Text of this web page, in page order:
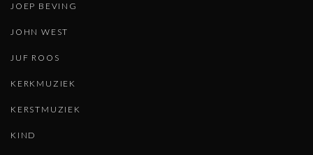
JOEP BEVING
JOHN WEST
JUF ROOS
KERKMUZIEK
KERSTMUZIEK
KIND